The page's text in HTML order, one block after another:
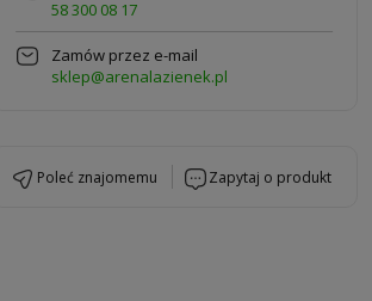
58 300 08 17
Zamów przez e-mail
sklep@arenalazienek.pl
poleć znajomemu zapytaj o produkt